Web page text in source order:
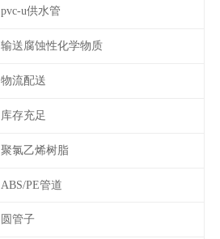
pvc-u供水管
输送腐蚀性化学物质
物流配送
库存充足
聚氯乙烯树脂
ABS/PE管道
圆管子